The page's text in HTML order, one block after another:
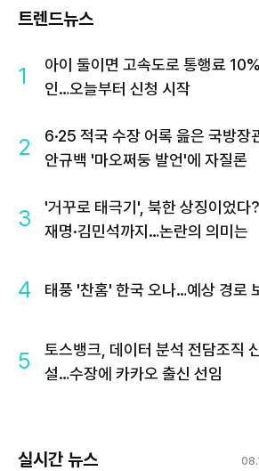
트렌드뉴스
1
아이 둘이면 고속도로 통행료
인…오늘부터 신청 시작
2
6·25 적국 수장 어록 읊은 국방장
안규백 '마오쩌둥 발언'에 자질론
3
'거꾸로 태극기', 북한 상징이었다
재명·김민석까지…논란의 의미는
4 태풍 '찬홈' 한국 오나…예상 경로
5
토스뱅크, 데이터 분석 전담조직
설…수장에 카카오 출신 선임
실시간 뉴스